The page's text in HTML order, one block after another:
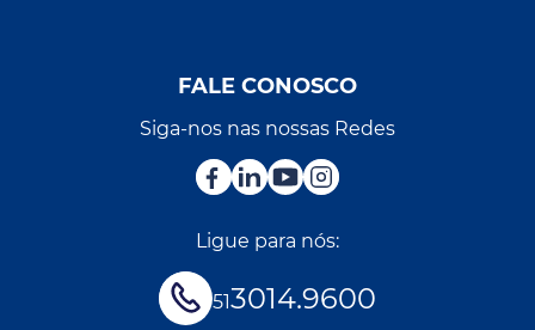
FALE CONOSCO
Siga-nos nas nossas Redes
Ligue para nós:
513014.9600